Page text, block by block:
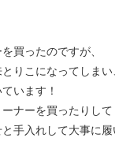
買ったのですが、
りこになってしまい
います！
ナーを買ったりして
手入れして大事に